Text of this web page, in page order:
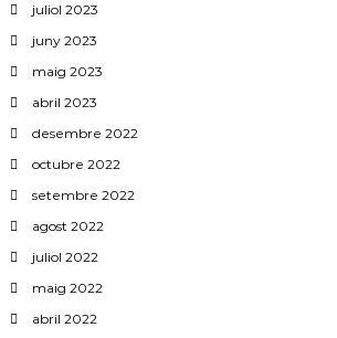
juliol 2023
juny 2023
maig 2023
abril 2023
desembre 2022
octubre 2022
setembre 2022
agost 2022
juliol 2022
maig 2022
abril 2022